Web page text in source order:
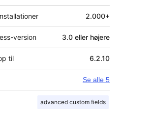
2.000+
version 3.0 eller højere
til 6.2.10
Se alle 5
advanced custom fields